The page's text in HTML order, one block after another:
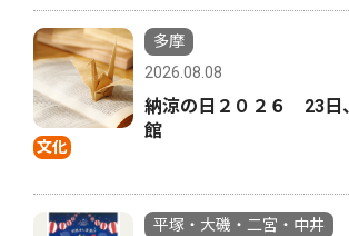
文化
多摩
2026.08.08
納涼の日２０２６ 23日
館
平塚・大磯・二宮・中井